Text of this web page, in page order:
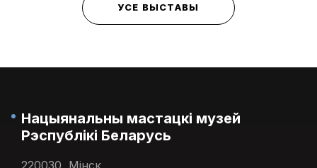
УСЕ ВЫСТАВЫ
Нацыянальны мастацкі музей
Рэспублікі Беларусь
220030, Мінск